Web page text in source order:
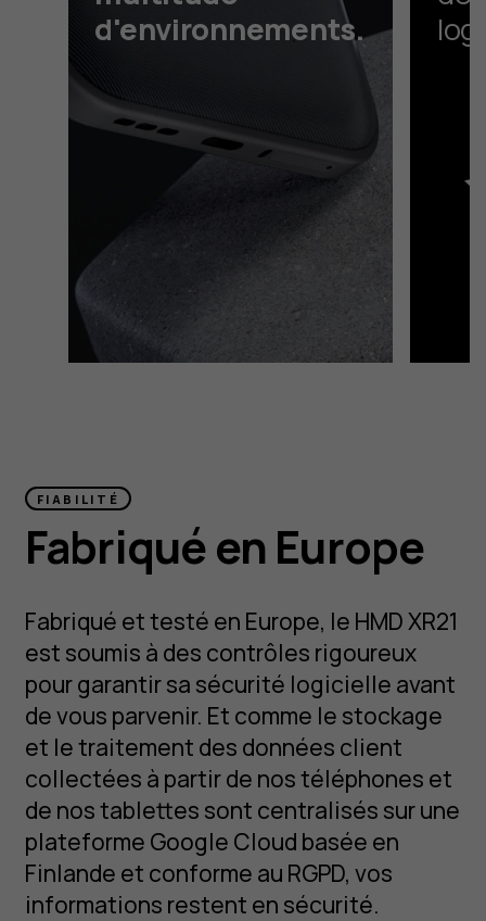
d'environnements.
FIABILITÉ
Fabriqué en Europe
Fabriqué et testé en Europe, le HMD XR21
est soumis à des contrôles rigoureux
pour garantir sa sécurité logicielle avant
de vous parvenir. Et comme le stockage
et le traitement des données client
collectées à partir de nos téléphones et
de nos tablettes sont centralisés sur une
plateforme Google Cloud basée en
Finlande et conforme au RGPD, vos
informations restent en sécurité.